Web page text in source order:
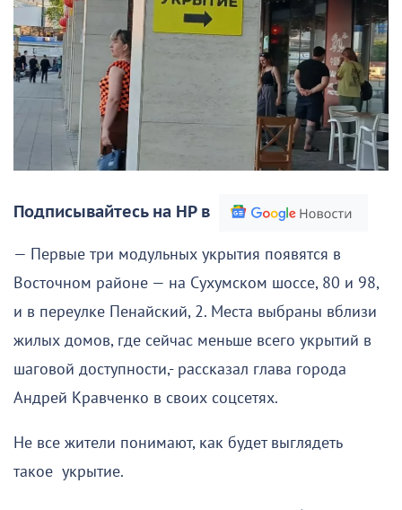
Подписывайтесь на НР в
— Первые три модульных укрытия появятся в
Восточном районе — на Сухумском шоссе, 80 и 98,
и в переулке Пенайский, 2. Места выбраны вблизи
жилых домов, где сейчас меньше всего укрытий в
шаговой доступности,- рассказал глава города
Андрей Кравченко в своих соцсетях.
Не все жители понимают, как будет выглядеть
такое укрытие.